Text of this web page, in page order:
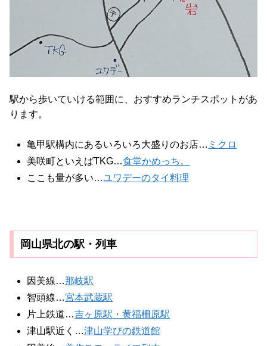
駅から歩いていける範囲に、おすすめランチスポットがあ
ります。
亀甲駅構内にあるいろいろ大盛りのお店… ミクロ
美咲町といえばTKG…食堂かめっち。
ここも量が多い…ユワデーのタイ料理
岡山県北の駅・列車
因美線…那岐駅
智頭線…宮本武蔵駅
片上鉄道…吉ヶ原駅・黄福柵原駅
津山駅近く…津山学びの鉄道館